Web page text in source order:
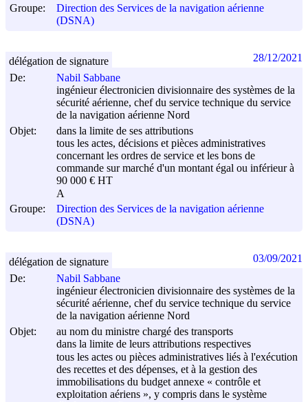
Groupe:
Direction des Services de la navigation aérienne
(DSNA)
De:
Nabil Sabbane
ingénieur électronicien divisionnaire des systèmes de la
sécurité aérienne, chef du service technique du service
de la navigation aérienne Nord
Objet:
dans la limite de ses attributions
tous les actes, décisions et pièces administratives
concernant les ordres de service et les bons de
commande sur marché d'un montant égal ou inférieur à
90 000 € HT
A
Groupe:
Direction des Services de la navigation aérienne
(DSNA)
délégation de signature 28/12/2021
De:
Nabil Sabbane
ingénieur électronicien divisionnaire des systèmes de la
sécurité aérienne, chef du service technique du service
de la navigation aérienne Nord
Objet:
au nom du ministre chargé des transports
dans la limite de leurs attributions respectives
tous les actes ou pièces administratives liés à l'exécution
des recettes et des dépenses, et à la gestion des
immobilisations du budget annexe « contrôle et
exploitation aériens », y compris dans le système
délégation de signature 03/09/2021